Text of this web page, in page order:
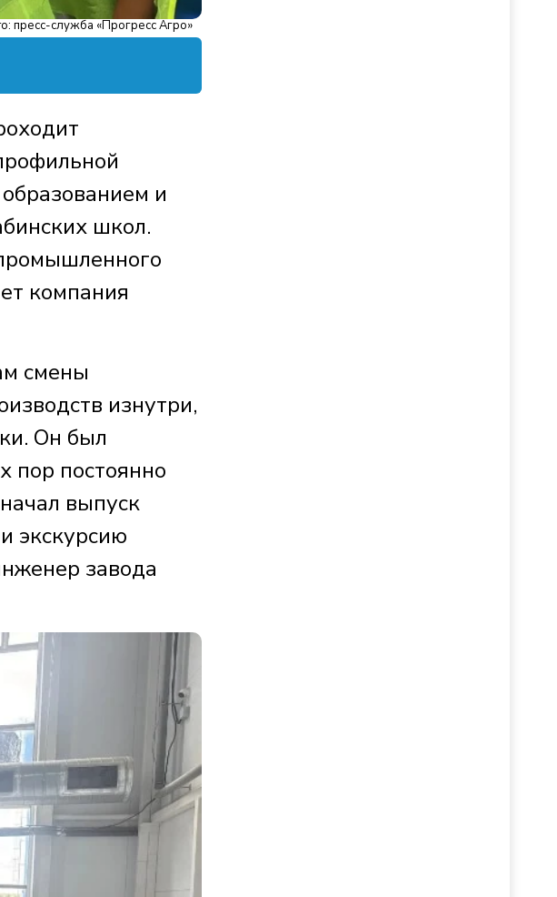
пресс-служба «Прогресс Агро»
и
школ.
компания
смены
изнутри,
Он был
пор постоянно
выпуск
экскурсию
завода